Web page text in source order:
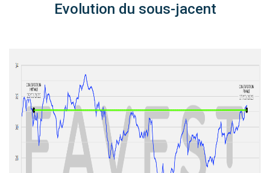
Evolution du sous-jacent